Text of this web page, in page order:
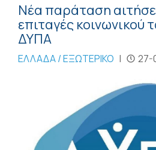
Νέα παράταση
επιταγές κοινωνικού
ΔΥΠΑ
ΕΛΛΑΔΑ / ΕΞΩΤΕΡΙΚΟ | 27-